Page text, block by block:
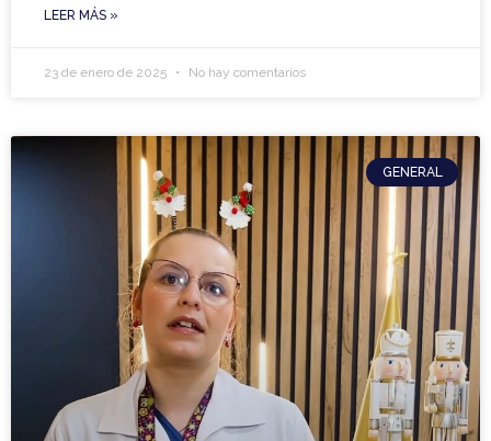
LEER MÁS »
23 de enero de 2025 No hay comentarios
GENERAL